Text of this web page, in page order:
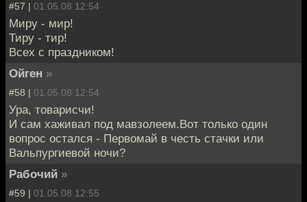
#57 | 01.05.08 12:54
Миру - мир!
Тиру - тир!
Всех с праздником!
Ойген »
#58 | 01.05.08 12:54
Ура, товарисчи!
И сам хаживал под мавзолеем.Вот только один
вопрос остался - Первомай в честь стачки или
Вальпургиевой ночи?
Рабочий »
#59 | 01.05.08 12:55